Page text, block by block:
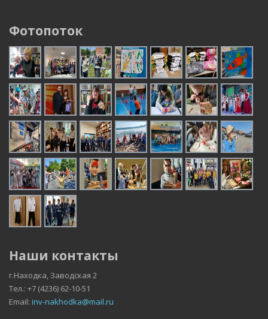
Фотопоток
Наши контакты
г.Находка, Заводская 2
Тел.: +7 (4236) 62-10-51
Email: inv-nakhodka@mail.ru